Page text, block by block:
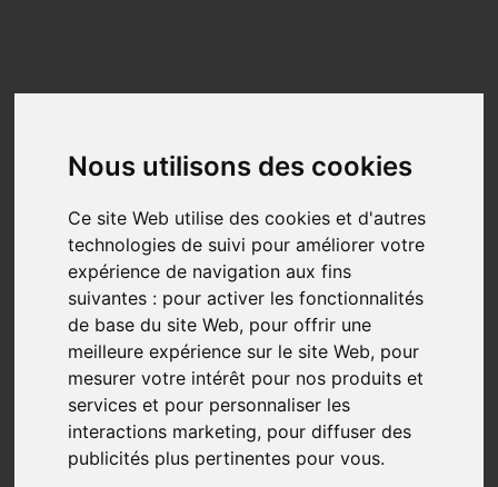
Nous utilisons des cookies
Ce site Web utilise des cookies et d'autres
technologies de suivi pour améliorer votre
expérience de navigation aux fins
suivantes : pour activer les fonctionnalités
de base du site Web, pour offrir une
meilleure expérience sur le site Web, pour
mesurer votre intérêt pour nos produits et
services et pour personnaliser les
interactions marketing, pour diffuser des
publicités plus pertinentes pour vous.
aventurier à 75 ans
Jun 07, 2021
« J’ai toujours le goût de marcher. »
À 75 ans, Cliff Malone est un éternel aventurier qui
voyage par le monde sans hésitation en se déplaçant
90% du temps avec ses deux pieds.
Natif de Trois-Rivières, très jeune pour lui le meilleur
moyen de transport a toujours été avec ses jambes.
Demeurant sur...